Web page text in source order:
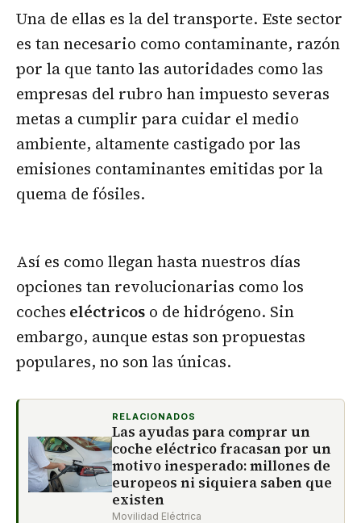
Una de ellas es la del transporte. Este sector
es tan necesario como contaminante, razón
por la que tanto las autoridades como las
empresas del rubro han impuesto severas
metas a cumplir para cuidar el medio
ambiente, altamente castigado por las
emisiones contaminantes emitidas por la
quema de fósiles.
Así es como llegan hasta nuestros días
opciones tan revolucionarias como los
coches eléctricos o de hidrógeno. Sin
embargo, aunque estas son propuestas
populares, no son las únicas.
RELACIONADOS
Las ayudas para comprar un
coche eléctrico fracasan por un
motivo inesperado: millones de
europeos ni siquiera saben que
existen
Movilidad Eléctrica